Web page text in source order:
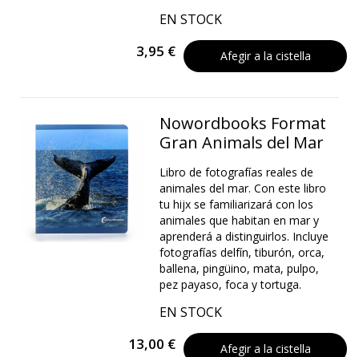
EN STOCK
3,95 € Afegir a la cistella
Nowordbooks Format
Gran Animals del Mar
Libro de fotografías reales de
animales del mar. Con este libro
tu hijx se familiarizará con los
animales que habitan en mar y
aprenderá a distinguirlos. Incluye
fotografías delfín, tiburón, orca,
ballena, pingüino, mata, pulpo,
pez payaso, foca y tortuga.
EN STOCK
13,00 € Afegir a la cistella